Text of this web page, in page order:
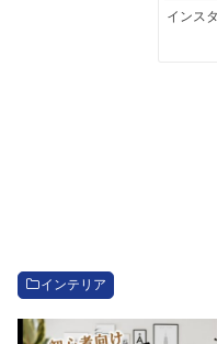
インス
インテリア